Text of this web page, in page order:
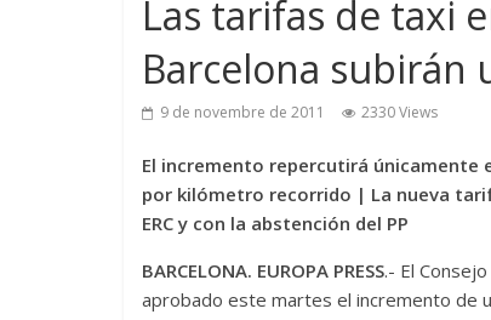
Las tarifas de taxi
Barcelona subirán
9 de novembre de 2011 2330 Views
El incremento repercutirá únicamente
por kilómetro recorrido | La nueva
ERC y con la abstención del PP
BARCELONA. EUROPA PRESS.- El
aprobado este martes el incremento de